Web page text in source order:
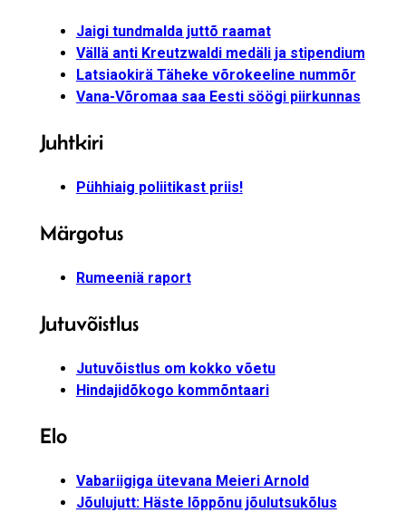
Jaigi tundmalda juttõ raamat
Vällä anti Kreutzwaldi medäli ja stipendium
Latsiaokirä Täheke võrokeeline nummõr
Vana-Võromaa saa Eesti söögi piirkunnas
Juhtkiri
Pühhiaig poliitikast priis!
Märgotus
Rumeeniä raport
Jutuvõistlus
Jutuvõistlus om kokko võetu
Hindajidõkogo kommõntaari
Elo
Vabariigiga ütevana Meieri Arnold
Jõulujutt: Häste lõppõnu jõulutsukõlus